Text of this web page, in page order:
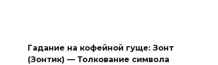
Гадание на кофейной гуще: Зонт
(Зонтик) — Толкование символа